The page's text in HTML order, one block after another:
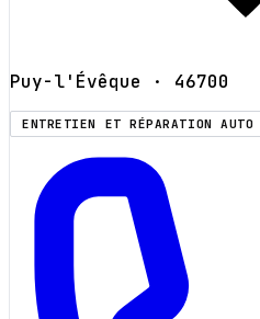
Puy-l'Évêque · 46700
ENTRETIEN ET RÉPARATION AUTO